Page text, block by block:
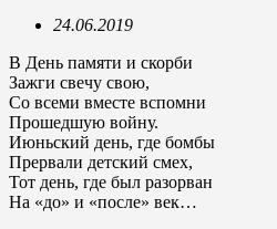
24.06.2019
В День памяти и скорби
Зажги свечу свою,
Со всеми вместе вспомни
Прошедшую войну.
Июньский день, где бомбы
Прервали детский смех,
Тот день, где был разорван
На «до» и «после» век…